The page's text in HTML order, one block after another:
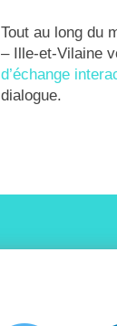
Tout au long du
– Ille-et-Vilaine
d’échange
dialogue.